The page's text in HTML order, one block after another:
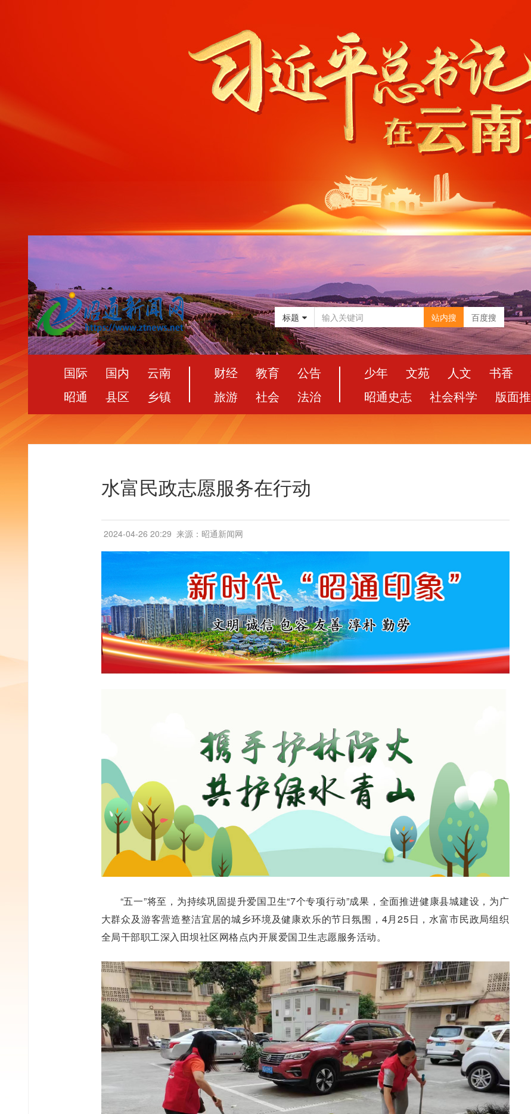
标题 站内搜 百度搜
国际 国内
云南
昭通
县区 乡镇
财经 教育
公告
旅游
社会 法治
少年 文苑 人文 书香
昭通史志
社会科学 版面
水富民政志愿服务在行动
2024-04-26 20:29 来源：昭通新闻网
“五一”将至，为持续巩固提升爱国卫生“7个专项行动”成果，全面推进健康县城建设，为广
大群众及游客营造整洁宜居的城乡环境及健康欢乐的节日氛围，4月25日，水富市民政局组织
全局干部职工深入田坝社区网格点内开展爱国卫生志愿服务活动。